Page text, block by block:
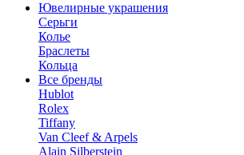
Ювелирные украшения
Серьги
Колье
Браслеты
Кольца
Все бренды
Hublot
Rolex
Tiffany
Van Cleef & Arpels
Alain Silberstein